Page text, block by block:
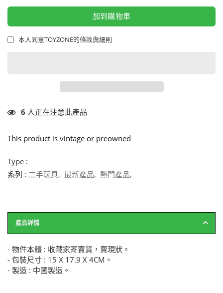
加到購物車
本人同意TOYZONE的條款與細則
6 人正在注意此產品
This product is vintage or preowned
Type :
系列 : 二手玩具, 最新產品, 熱門產品,
產品詳情
- 物件本體 : 收藏家寄賣貨，賣現狀。
- 包裝尺寸 : 15 X 17.9 X 4CM。
- 製造 : 中國製造。